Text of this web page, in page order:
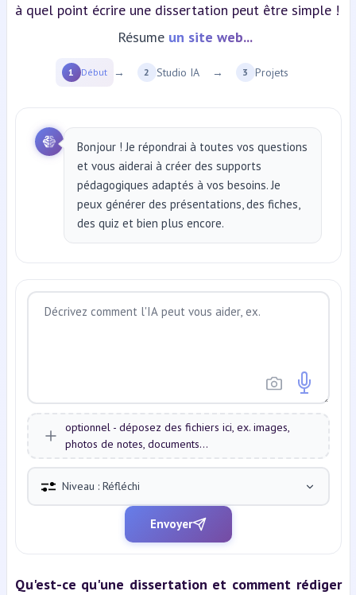
à quel point écrire une dissertation peut être simple !
Résume une vidéo YT...
1 Début → 2 Studio IA → 3 Projets
Bonjour ! Je répondrai à toutes vos questions
et vous aiderai à créer des supports
pédagogiques adaptés à vos besoins. Je
peux générer des présentations, des fiches,
des quiz et bien plus encore.
optionnel - déposez des fichiers ici, ex. images,
photos de notes, documents...
Niveau : Réfléchi
Envoyer
Qu'est-ce qu'une dissertation et comment rédiger